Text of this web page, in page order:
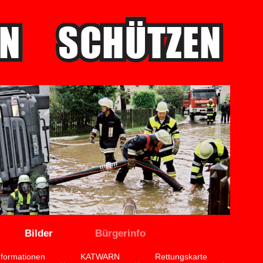
Bilder Bürgerinfo
KATWARN Rettungskarte